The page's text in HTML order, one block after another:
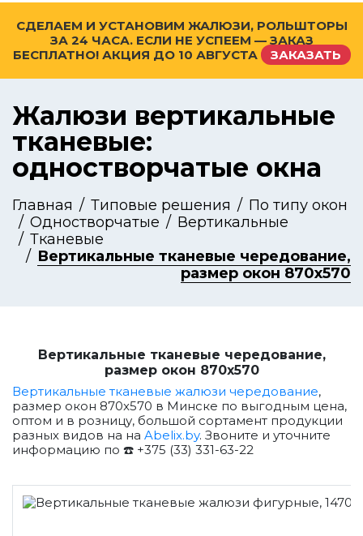
СДЕЛАЕМ И УСТАНОВИМ ЖАЛЮЗИ, РОЛЬШТОРЫ
ЗА 24 ЧАСА. ЕСЛИ НЕ УСПЕЕМ — ЗАКАЗ
БЕСПЛАТНО! АКЦИЯ ДО 10 АВГУСТА ЗАКАЗАТЬ
Жалюзи вертикальные
тканевые:
одностворчатые окна
Главная Типовые решения
По типу окон
Одностворчатые
Вертикальные
Тканевые
Вертикальные тканевые чередование,
размер окон 870x570
Вертикальные тканевые чередование,
размер окон 870x570
Вертикальные тканевые жалюзи чередование,
размер окон 870x570 в Минске по выгодным цена,
оптом и в розницу, большой сортамент продукции
разных видов на на Abelix.by. Звоните и уточните
информацию по ☎️ +375 (33) 331-63-22